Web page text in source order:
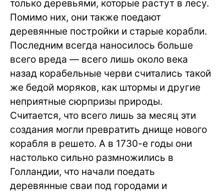
только деревьями, которые растут в лесу.
Помимо них, они также поедают
деревянные постройки и старые корабли.
Последним всегда наносилось больше
всего вреда — всего лишь около века
назад корабельные черви считались такой
же бедой моряков, как штормы и другие
неприятные сюрпризы природы.
Считается, что всего лишь за месяц эти
создания могли превратить днище нового
корабля в решето. А в 1730-е годы они
настолько сильно размножились в
Голландии, что начали поедать
деревянные сваи под городами и